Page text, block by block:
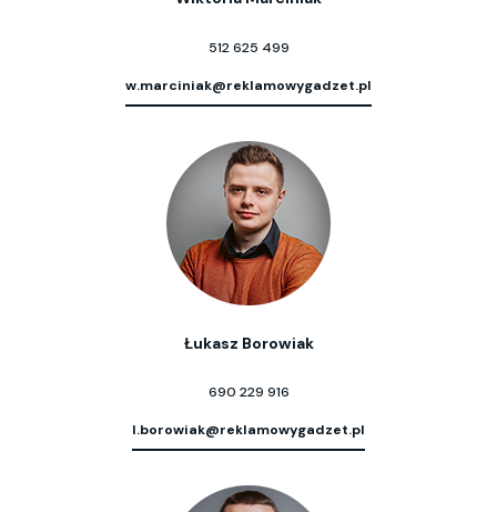
512 625 499
w.marciniak@reklamowygadzet.pl
Łukasz Borowiak
690 229 916
l.borowiak@reklamowygadzet.pl